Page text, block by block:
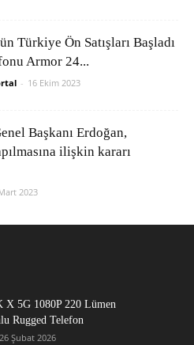
Türkiye Ön Satışları Başladı
Armor 24...
- 16 Ekim 2023
Başkanı Erdoğan,
ilişkin kararı
2023
X 5G 1080P 220 Lümen
Rugged Telefon
26 Şubat 2026